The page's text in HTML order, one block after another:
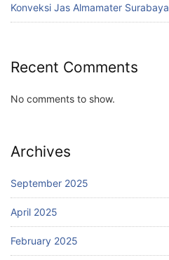
Konveksi Jas Almamater Surabaya
Recent Comments
No comments to show.
Archives
September 2025
April 2025
February 2025